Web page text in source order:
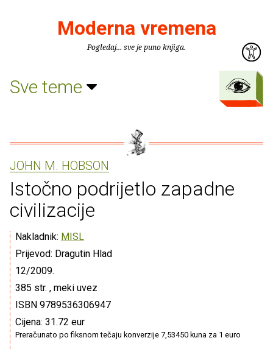
Moderna vremena
Pogledaj... sve je puno knjiga.
Sve teme
JOHN M. HOBSON
Istočno podrijetlo zapadne
civilizacije
Nakladnik: MISL
Prijevod: Dragutin Hlad
12/2009.
385 str. , meki uvez
ISBN 9789536306947
Cijena: 31.72 eur
Preračunato po fiksnom tečaju konverzije 7,53450 kuna za 1 euro